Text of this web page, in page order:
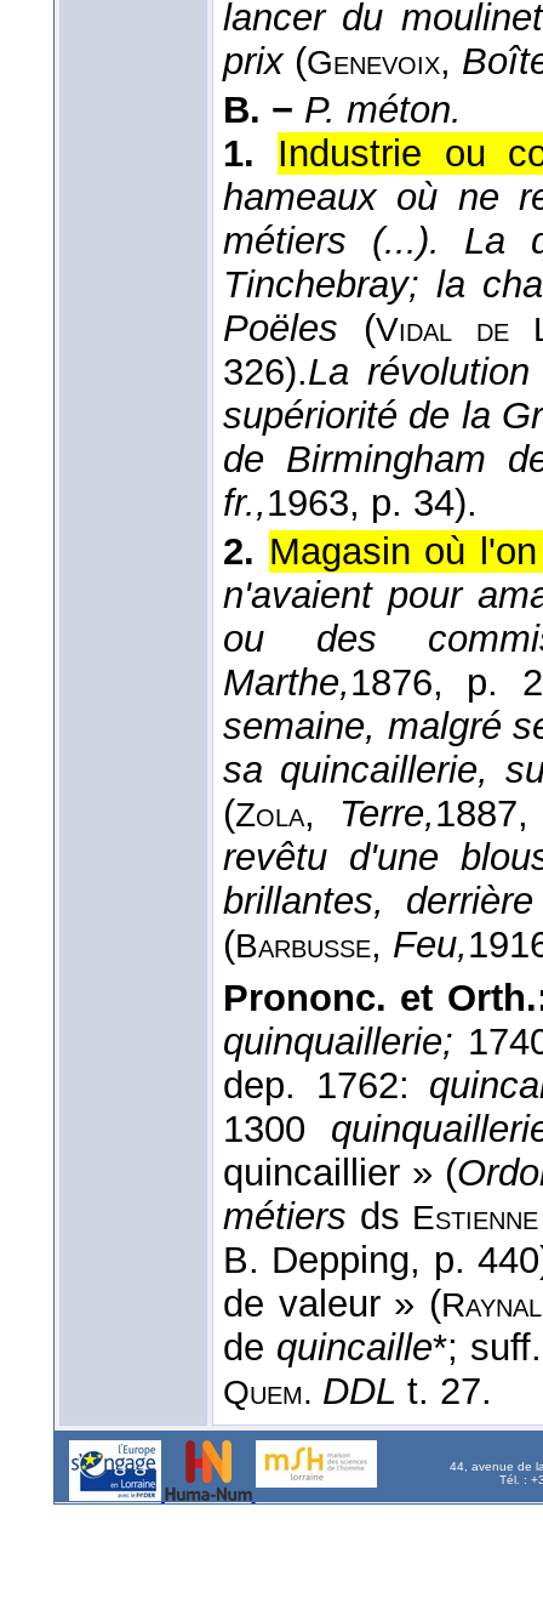
lancer du
prix(Genevoix,
B. − P. méton.
1.
Industrie ou
hameaux où ne
métiers (...). La
Tinchebray; la
Poëles (Vidal de
326).La
supériorité de la
de Birmingham
fr.,1963, p. 34).
2. Magasin où
n'avaient pour
ou des
Marthe,1876, p.
semaine, malgré
sa quincaillerie,
(Zola, Terre,1887,
revêtu d'une
brillantes,
(Barbusse, Feu,
Prononc. et
quinquaillerie;
dep. 1762:
1300
quincaillier » (
métiers ds
B. Depping, p.
de valeur » (Raynal
de quincaille*;
Quem. DDL t. 27.
44, avenue de
Tél. :